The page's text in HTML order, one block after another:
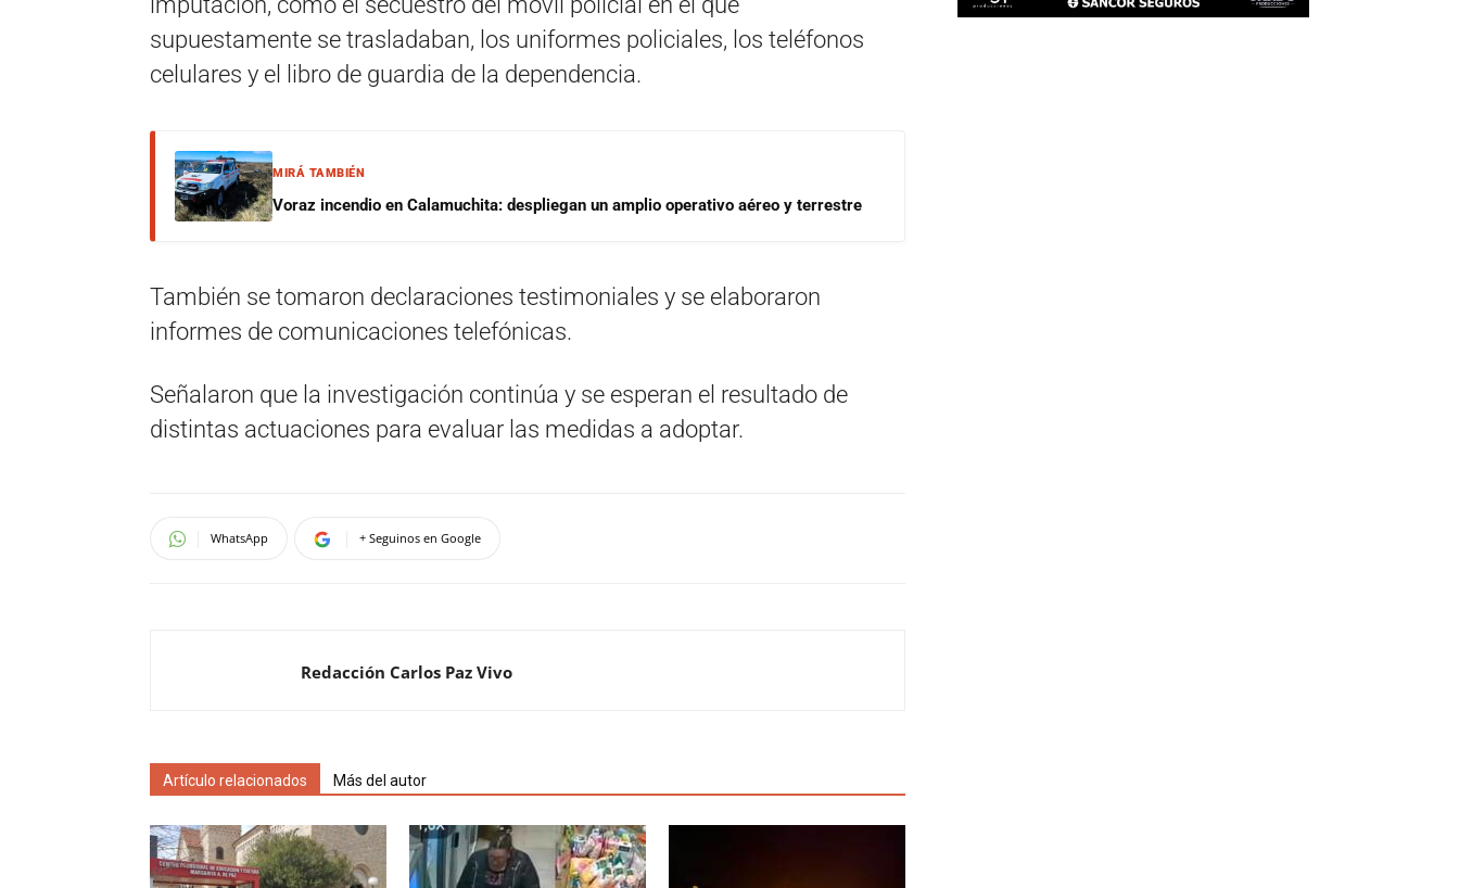
supuestamente se trasladaban, los uniformes policiales, los teléfonos
celulares y el libro de guardia de la dependencia.
MIRÁ TAMBIÉN
Voraz incendio en Calamuchita: despliegan un amplio operativo aéreo y terrestre
También se tomaron declaraciones testimoniales y se elaboraron
informes de comunicaciones telefónicas.
Señalaron que la investigación continúa y se esperan el resultado de
distintas actuaciones para evaluar las medidas a adoptar.
WhatsApp + Seguinos en Google
Redacción Carlos Paz Vivo
Artículo relacionados Más del autor